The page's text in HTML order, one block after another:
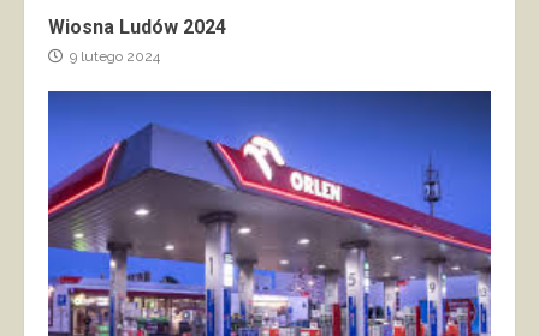
Wiosna Ludów 2024
9 lutego 2024